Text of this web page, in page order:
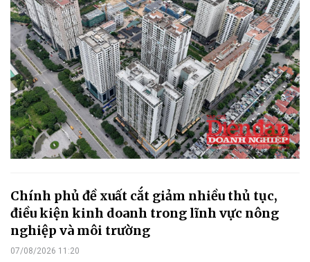
Chính phủ đề xuất cắt giảm nhiều thủ tục,
điều kiện kinh doanh trong lĩnh vực nông
nghiệp và môi trường
07/08/2026 11:20